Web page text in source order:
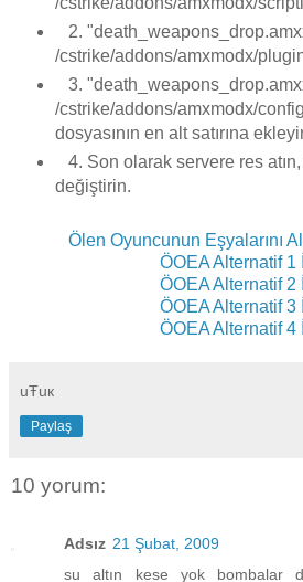
2.
/cstrike/addons/amxmodx/
3.
/cstrike/addons/amxmodx/
dosyasının en alt satırına
4. Son olarak servere res
değiştirin.
Ölen Oyuncunun Eşyalarını
ÖOEA Alternatif 1
ÖOEA Alternatif 2
ÖOEA Alternatif 3
ÖOEA Alternatif 4
uŦuк
Paylaş
10 yorum:
Adsız 21 Şubat, 2009
su altın kese yok bombalar